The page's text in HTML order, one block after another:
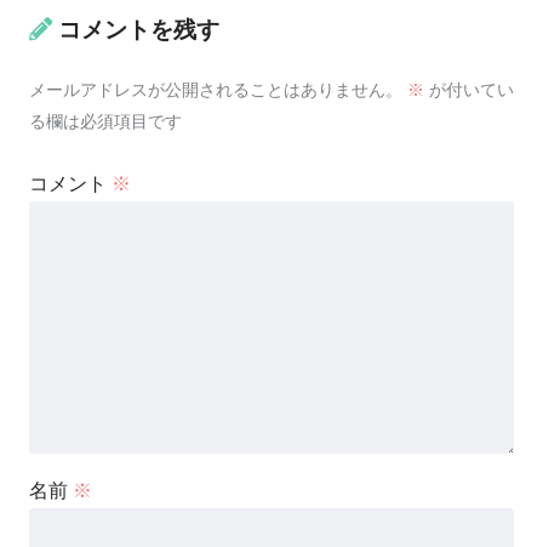
コメントを残す
メールアドレスが公開されることはありません。 ※ が付いてい
る欄は必須項目です
コメント ※
名前 ※